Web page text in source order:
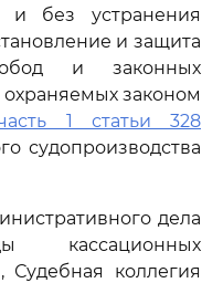
и без устранения
и защита
и законных
охраняемых законом
1 статьи 328
судопроизводства
дела
коллегия